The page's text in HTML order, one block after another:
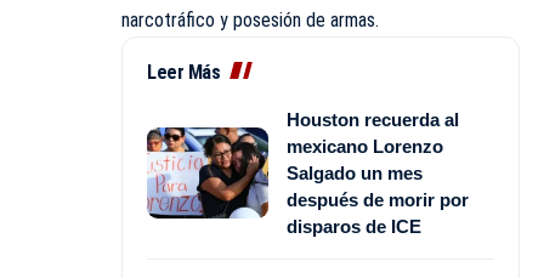
narcotráfico y posesión de armas.
Leer Más
Houston recuerda al
mexicano Lorenzo
Salgado un mes
después de morir por
disparos de ICE